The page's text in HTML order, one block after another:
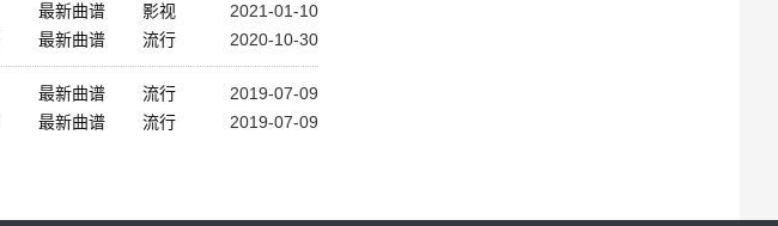
最新曲谱 影视
2021-01-10
最新曲谱 流行 2020-10-30
最新曲谱 流行
2019-07-09
最新曲谱 流行 2019-07-09